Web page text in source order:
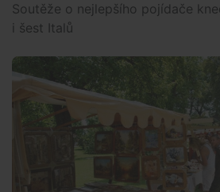
Soutěže o nejlepšího pojídače
i šest Italů